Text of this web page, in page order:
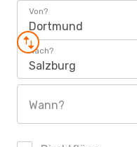
Von?
Dortmund
Nach?
Salzburg
Wann?